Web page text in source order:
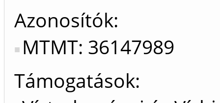
Azonosítók
MTMT: 36147989
Támogatások: